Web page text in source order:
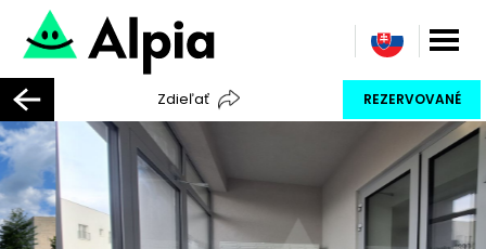
Zdieľať REZERVOVANÉ